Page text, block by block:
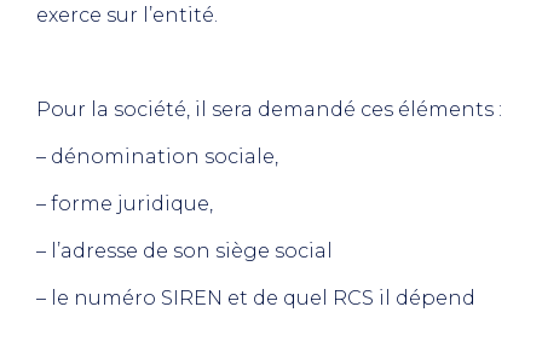
exerce sur l’entité.
Pour la société, il sera demandé ces éléments :
– dénomination sociale,
– forme juridique,
– l’adresse de son siège social
– le numéro SIREN et de quel RCS il dépend